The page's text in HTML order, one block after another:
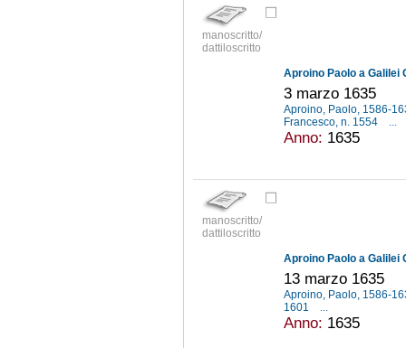
manoscritto/
dattiloscritto
Aproino Paolo a Galilei
3 marzo 1635
Aproino, Paolo, 1586-
Francesco, n. 1554
...
Anno: 1635
manoscritto/
dattiloscritto
Aproino Paolo a Galilei
13 marzo 1635
Aproino, Paolo, 1586-
1601
...
Anno: 1635